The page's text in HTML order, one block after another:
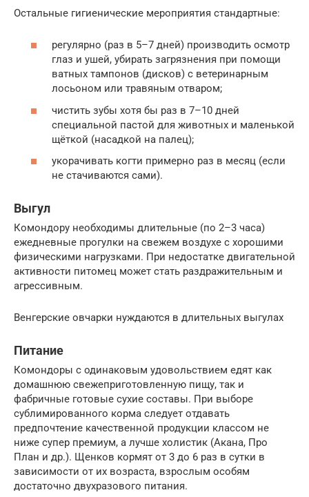
Остальные гигиенические мероприятия стандартные:
регулярно (раз в 5–7 дней) производить осмотр
глаз и ушей, убирать загрязнения при помощи
ватных тампонов (дисков) с ветеринарным
лосьоном или травяным отваром;
чистить зубы хотя бы раз в 7–10 дней
специальной пастой для животных и маленькой
щёткой (насадкой на палец);
укорачивать когти примерно раз в месяц (если
не стачиваются сами).
Выгул
Комондору необходимы длительные (по 2–3 часа)
ежедневные прогулки на свежем воздухе с хорошими
физическими нагрузками. При недостатке двигательной
активности питомец может стать раздражительным и
агрессивным.
Венгерские овчарки нуждаются в длительных выгулах
Питание
Комондоры с одинаковым удовольствием едят как
домашнюю свежеприготовленную пищу, так и
фабричные готовые сухие составы. При выборе
сублимированного корма следует отдавать
предпочтение качественной продукции классом не
ниже супер премиум, а лучше холистик (Акана, Про
План и др.). Щенков кормят от 3 до 6 раз в сутки в
зависимости от их возраста, взрослым особям
достаточно двухразового питания.